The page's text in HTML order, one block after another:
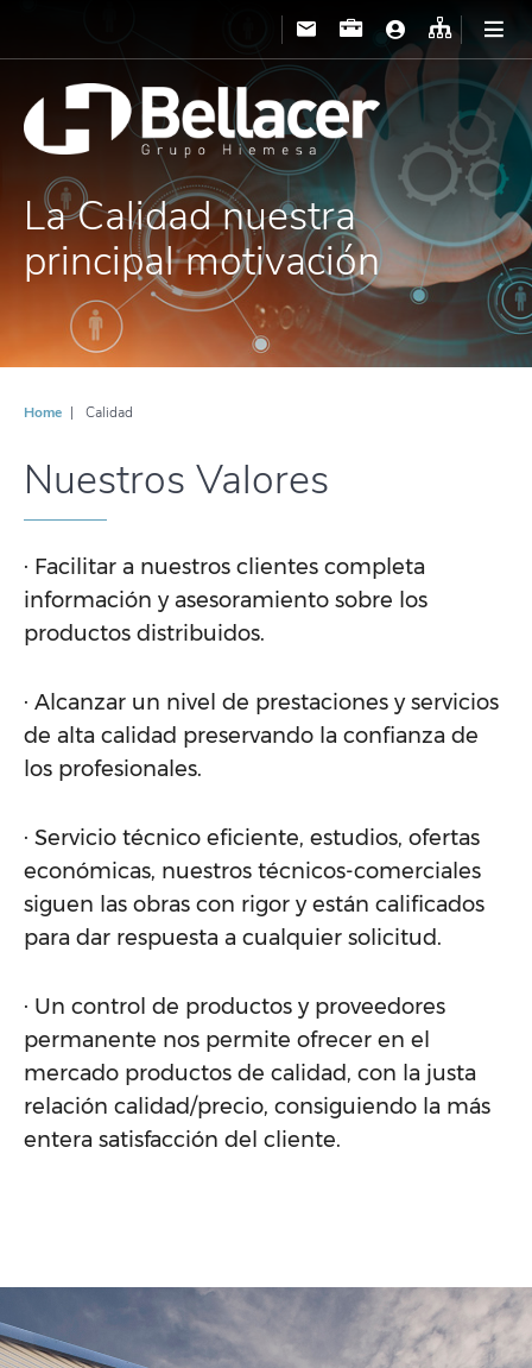
La Calidad nuestra
principal motivación
Home Calidad
Nuestros Valores
· Facilitar a nuestros clientes completa
información y asesoramiento sobre los
productos distribuidos.
· Alcanzar un nivel de prestaciones y servicios
de alta calidad preservando la confianza de
los profesionales.
· Servicio técnico eficiente, estudios, ofertas
económicas, nuestros técnicos-comerciales
siguen las obras con rigor y están calificados
para dar respuesta a cualquier solicitud.
· Un control de productos y proveedores
permanente nos permite ofrecer en el
mercado productos de calidad, con la justa
relación calidad/precio, consiguiendo la más
entera satisfacción del cliente.